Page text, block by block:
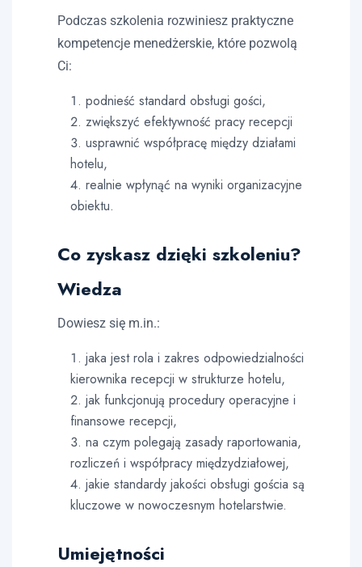
Podczas szkolenia rozwiniesz praktyczne
kompetencje menedżerskie, które pozwolą
Ci:
podnieść standard obsługi gości,
zwiększyć efektywność pracy recepcji
usprawnić współpracę między działami
hotelu,
realnie wpłynąć na wyniki organizacyjne
obiektu.
Co zyskasz dzięki szkoleniu?
Wiedza
Dowiesz się m.in.:
jaka jest rola i zakres odpowiedzialności
kierownika recepcji w strukturze hotelu,
jak funkcjonują procedury operacyjne i
finansowe recepcji,
na czym polegają zasady raportowania,
rozliczeń i współpracy międzydziałowej,
jakie standardy jakości obsługi gościa są
kluczowe w nowoczesnym hotelarstwie.
Umiejętności